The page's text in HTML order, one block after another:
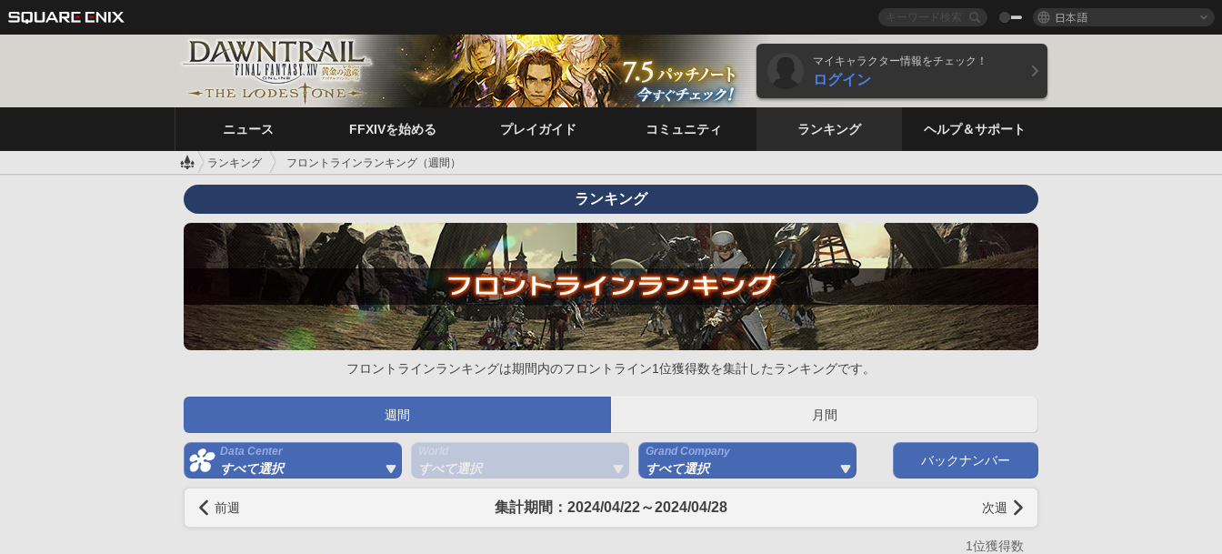
日本語
マイキャラクター情報をチェック！
ログイン
ニュース FFXIVを始める プレイガイド コミュニティ ランキング ヘルプ＆サポート
ランキング フロントラインランキング（週間）
ランキング
フロントラインランキングは期間内のフロントライン1位獲得数を集計したランキングです。
週間 月間
Data Center
すべて選択 すべて選択
Grand Company
すべて選択
バックナンバー
前週 集計期間：2024/04/22～2024/04/28 次週
1位獲得数